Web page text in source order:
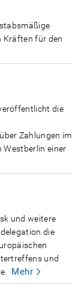
Kräften für den
die
Zahlungen im
Westberlin einer
und weitere
die
und
Mehr